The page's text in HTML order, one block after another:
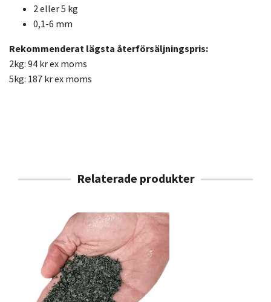
2 eller 5 kg
0,1-6 mm
Rekommenderat lägsta återförsäljningspris:
2kg: 94 kr ex moms
5kg: 187 kr ex moms